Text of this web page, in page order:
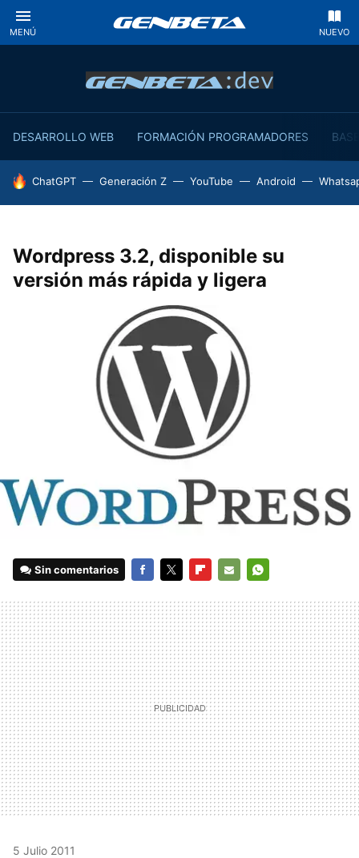
MENÚ NUEVO
DESARROLLO WEB FORMACIÓN PROGRAMADORES
HOY SE HABLA DE
ChatGPT Generación Z YouTube Android
Wordpress 3.2, disponible su
versión más rápida y ligera
Sin comentarios
MAIL
5 Julio 2011